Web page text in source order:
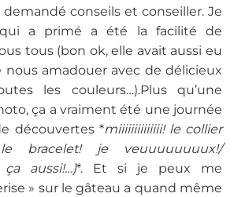
demandé conseils et conseiller. Je
a primé a été la facilité de
tous (bon ok, elle avait aussi eu
nous amadouer avec de délicieux
les couleurs…).Plus qu’une
ça a vraiment été une journée
découvertes *miiiiiiiiiiiiii! le collier
bracelet! je veuuuuuuuux!/
aussi!…)*. Et si je peux me
» sur le gâteau a quand même